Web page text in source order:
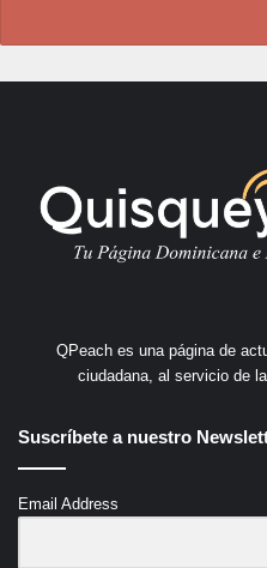
QPeach es una página de
ciudadana, al servicio de
Suscríbete a nuestro
Email Address